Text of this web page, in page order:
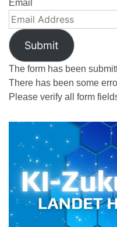
Email
Submit
The form has been
There has been some
Please verify all form